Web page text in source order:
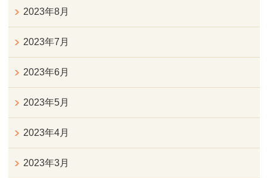
2023年8月
2023年7月
2023年6月
2023年5月
2023年4月
2023年3月